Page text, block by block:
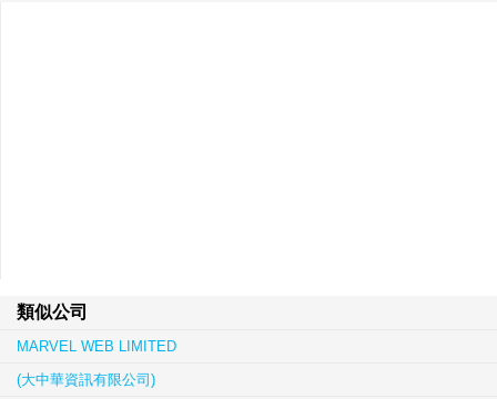
類似公司
MARVEL WEB LIMITED
(大中華資訊有限公司)